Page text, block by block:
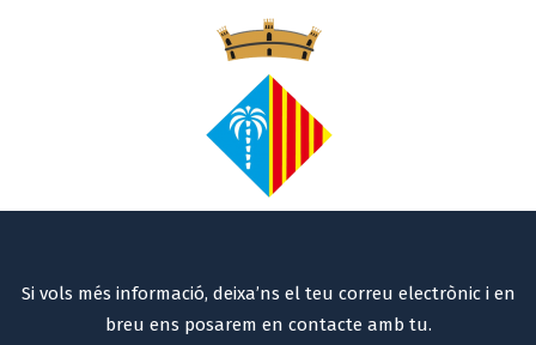
Si vols més informació, deixa’ns el teu correu electrònic i en
breu ens posarem en contacte amb tu.